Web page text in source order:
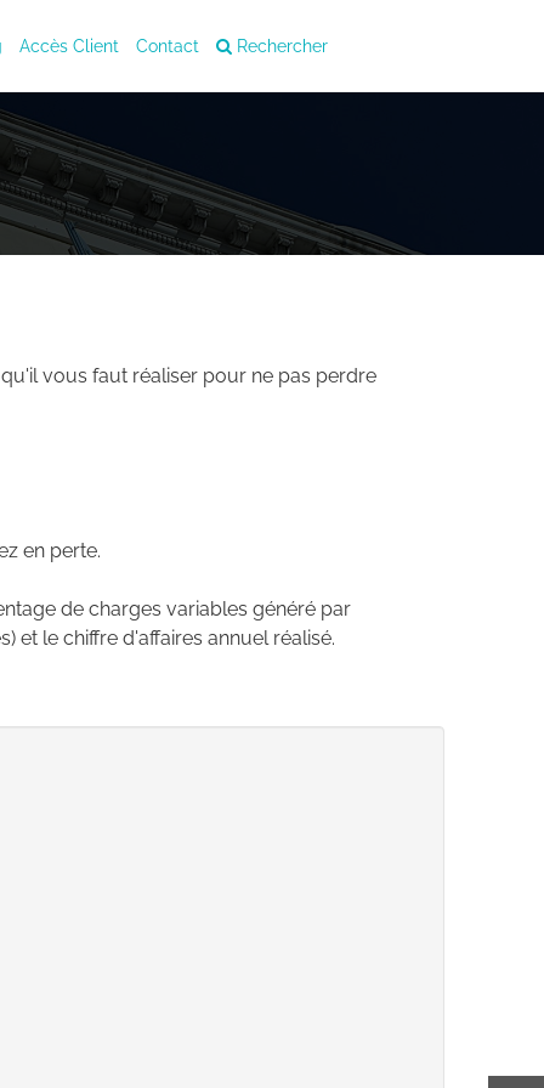
Accès Client Contact Rechercher
vous faut réaliser pour ne pas perdre
en perte.
de charges variables généré par
et le chiffre d'affaires annuel réalisé.